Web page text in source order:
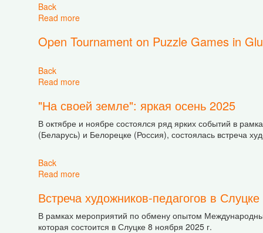
Back
Read more
Open Tournament on Puzzle Games in
Back
Read more
"На своей земле": яркая осень 2025
В октябре и ноябре состоялся ряд ярких событий в
(Беларусь) и Белорецке (Россия), состоялась встреча
Back
Read more
Встреча художников-педагогов в Слуцке
В рамках мероприятий по обмену опытом
которая состоится в Слуцке 8 ноября 2025 г.